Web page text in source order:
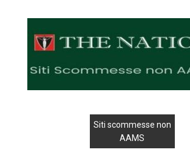
Siti scommesse non
AAMS